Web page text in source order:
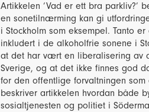
Artikkelen ‘Vad er ett bra parkliv?’
en sonetilnærming kan gi
i Stockholm som eksempel. Tanto
inkludert i de alkoholfrie sonene i
at det har vært en liberalisering av
Sverige, og at det ikke finnes god
for den offentlige forvaltningen
beskriver artikkelen hvordan både
sosialtjenesten og politiet i